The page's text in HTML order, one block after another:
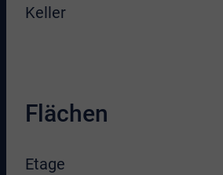
Keller
Flächen
Etage